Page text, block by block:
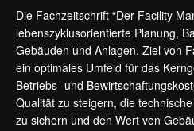
Die Fachzeitschrift “Der Facility
lebenszyklusorientierte Planung,
Gebäuden und Anlagen. Ziel von
ein optimales Umfeld für das
Betriebs- und
Qualität zu steigern, die
zu sichern und den Wert von